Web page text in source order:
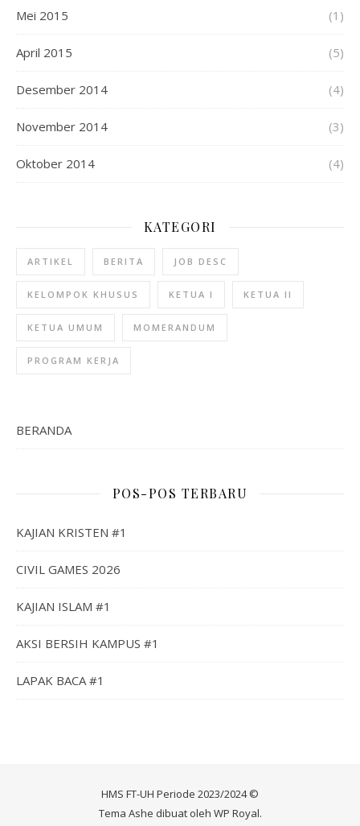
Mei 2015 (1)
April 2015 (5)
Desember 2014 (4)
November 2014 (3)
Oktober 2014 (4)
KATEGORI
ARTIKEL BERITA JOB DESC
KELOMPOK KHUSUS KETUA I KETUA II
KETUA UMUM MOMERANDUM
PROGRAM KERJA
BERANDA
POS-POS TERBARU
KAJIAN KRISTEN #1
CIVIL GAMES 2026
KAJIAN ISLAM #1
AKSI BERSIH KAMPUS #1
LAPAK BACA #1
HMS FT-UH Periode 2023/2024 ©
Tema Ashe dibuat oleh WP Royal.